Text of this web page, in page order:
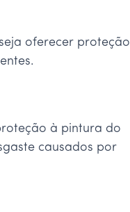
oferecer proteção
à pintura do
causados por